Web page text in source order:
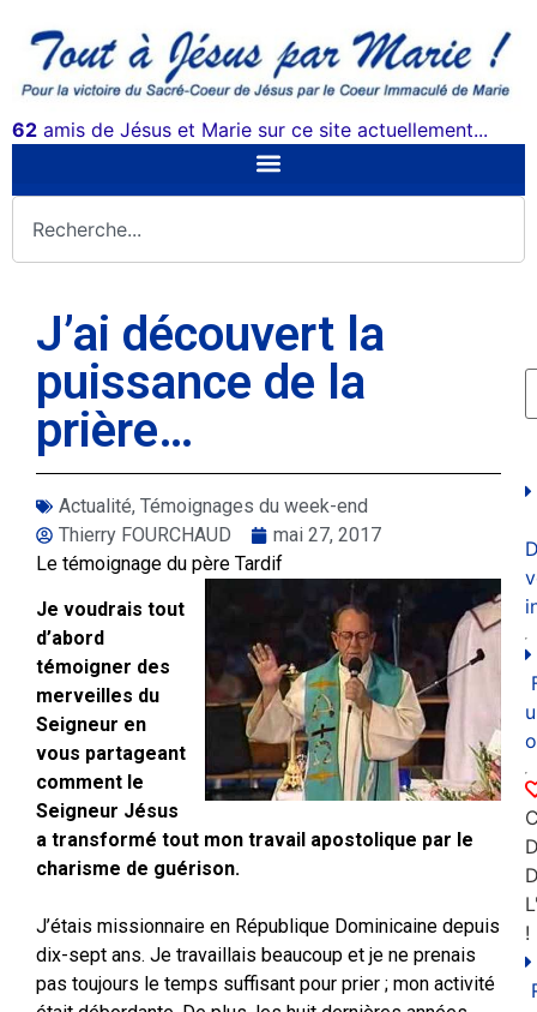
62 amis de Jésus et Marie sur ce site actuellement...
J’ai découvert la
puissance de la
prière…
Actualité, Témoignages du week-end
Thierry FOURCHAUD
mai 27, 2017
Le témoignage du père Tardif
Je voudrais tout
d’abord
témoigner des
merveilles du
Seigneur en
vous partageant
comment le
Seigneur Jésus
a transformé tout mon travail apostolique par le
charisme de guérison.
J’étais missionnaire en République Dominicaine depuis
dix-sept ans. Je travaillais beaucoup et je ne prenais
pas toujours le temps suffisant pour prier ; mon activité
!